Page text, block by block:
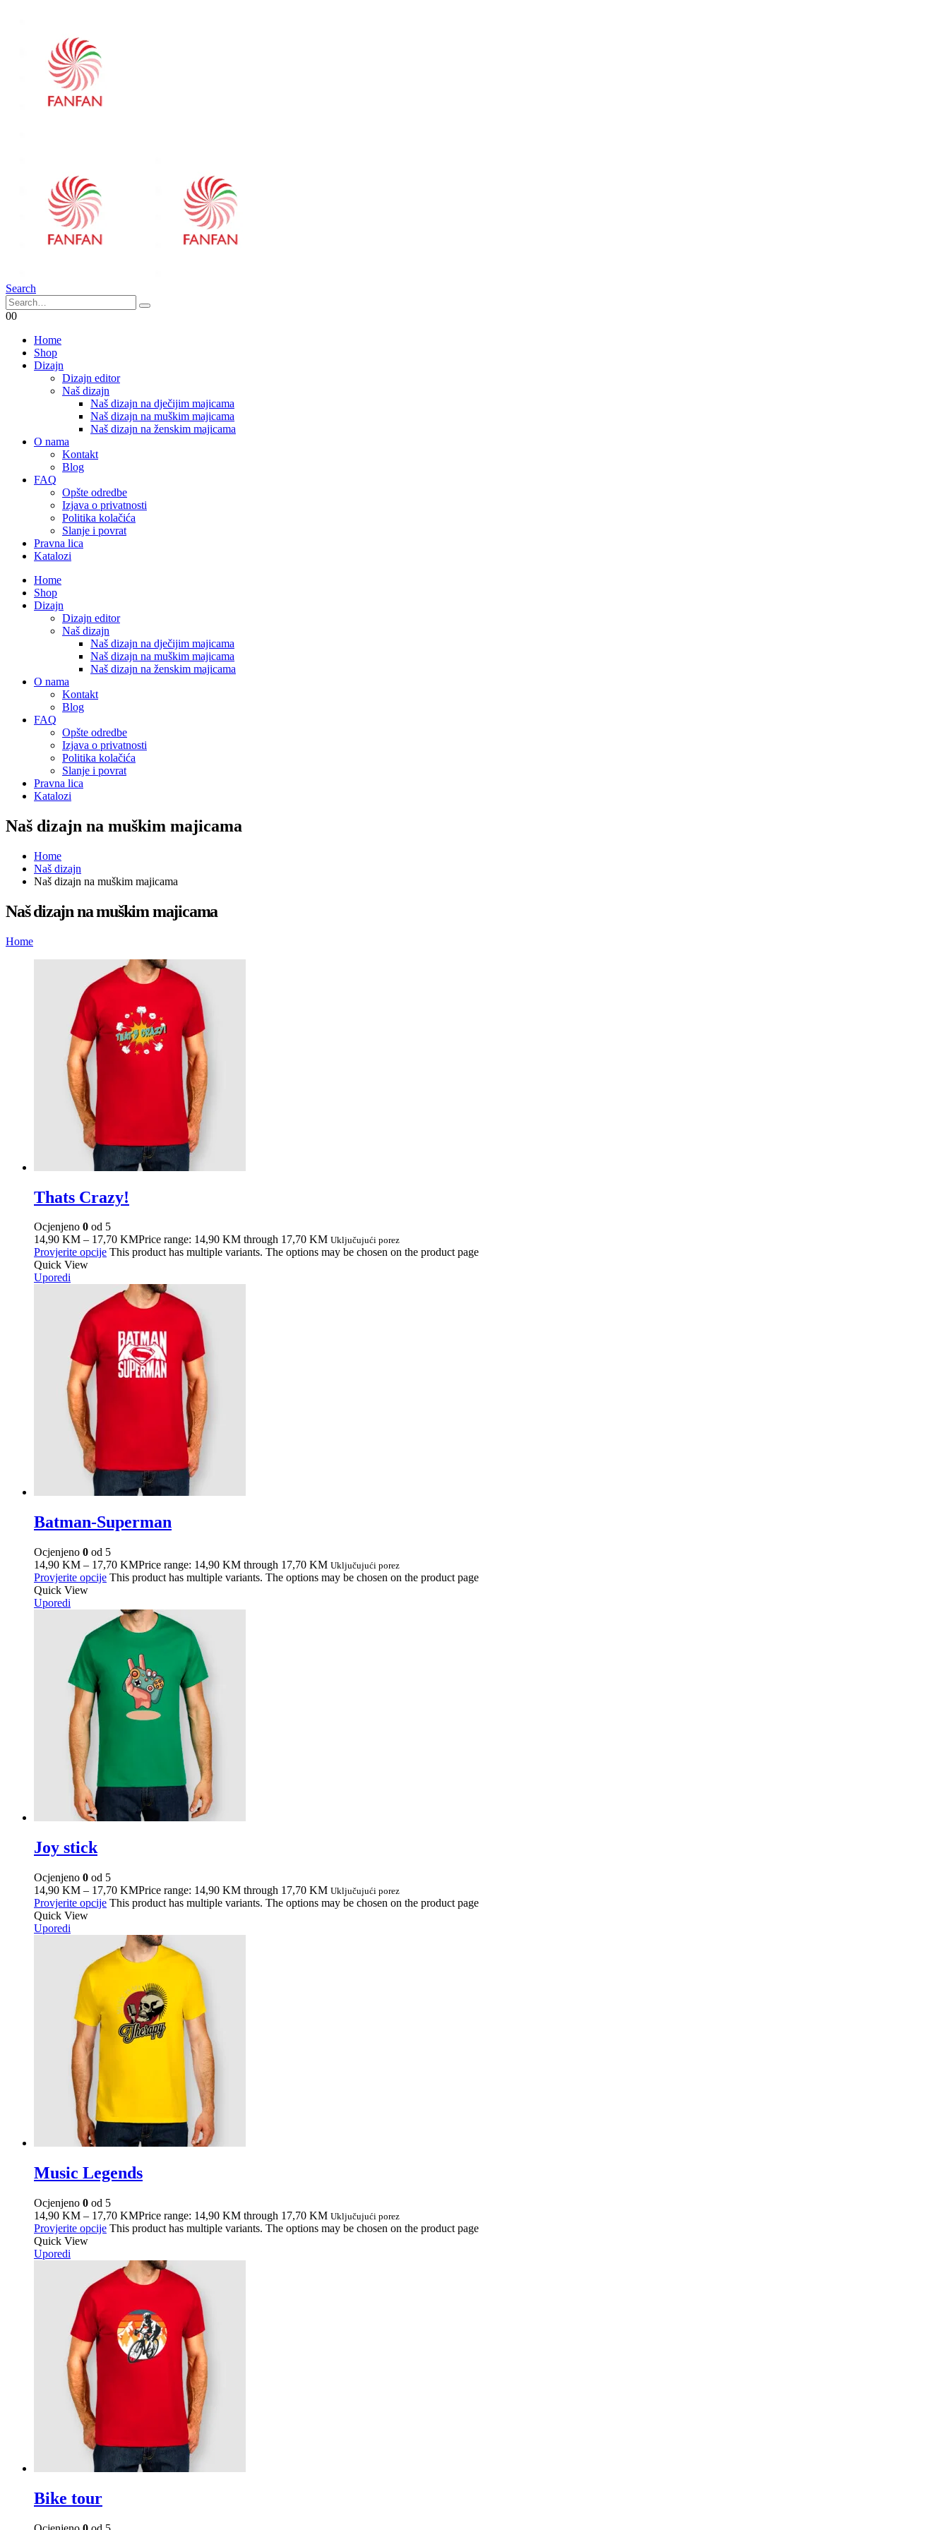
Search
00
Home
Shop
Dizajn
Dizajn editor
Naš dizajn
Naš dizajn na dječijim majicama
Naš dizajn na muškim majicama
Naš dizajn na ženskim majicama
O nama
Kontakt
Blog
FAQ
Opšte odredbe
Izjava o privatnosti
Politika kolačića
Slanje i povrat
Pravna lica
Katalozi
Home
Shop
Dizajn
Dizajn editor
Naš dizajn
Naš dizajn na dječijim majicama
Naš dizajn na muškim majicama
Naš dizajn na ženskim majicama
O nama
Kontakt
Blog
FAQ
Opšte odredbe
Izjava o privatnosti
Politika kolačića
Slanje i povrat
Pravna lica
Katalozi
Naš dizajn na muškim majicama
Home
Naš dizajn
Naš dizajn na muškim majicama
Naš dizajn na muškim majicama
Home
Thats Crazy!
Ocjenjeno 0 od 5
14,90 KM – 17,70 KMPrice range: 14,90 KM through 17,70 KM Uključujući porez
Provjerite opcije This product has multiple variants. The options may be chosen on the product page
Quick View
Uporedi
Batman-Superman
Ocjenjeno 0 od 5
14,90 KM – 17,70 KMPrice range: 14,90 KM through 17,70 KM Uključujući porez
Provjerite opcije This product has multiple variants. The options may be chosen on the product page
Quick View
Uporedi
Joy stick
Ocjenjeno 0 od 5
14,90 KM – 17,70 KMPrice range: 14,90 KM through 17,70 KM Uključujući porez
Provjerite opcije This product has multiple variants. The options may be chosen on the product page
Quick View
Uporedi
Music Legends
Ocjenjeno 0 od 5
14,90 KM – 17,70 KMPrice range: 14,90 KM through 17,70 KM Uključujući porez
Provjerite opcije This product has multiple variants. The options may be chosen on the product page
Quick View
Uporedi
Bike tour